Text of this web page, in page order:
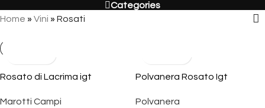
Categories
Home » Vini » Rosati
Rosato di Lacrima igt
Marotti Campi
Polvanera Rosato Igt
Polvanera